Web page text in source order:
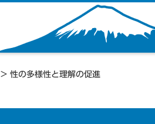
> 性の多様性と理解の促進